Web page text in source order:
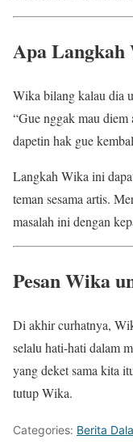
Apa Langkah
Wika bilang kalau dia
“Gue nggak mau
dapetin hak gue
Langkah Wika ini
teman sesama artis.
masalah ini dengan
Pesan Wika
Di akhir curhatnya,
selalu hati-hati dalam
yang deket sama kita
tutup Wika.
Categories: Berita